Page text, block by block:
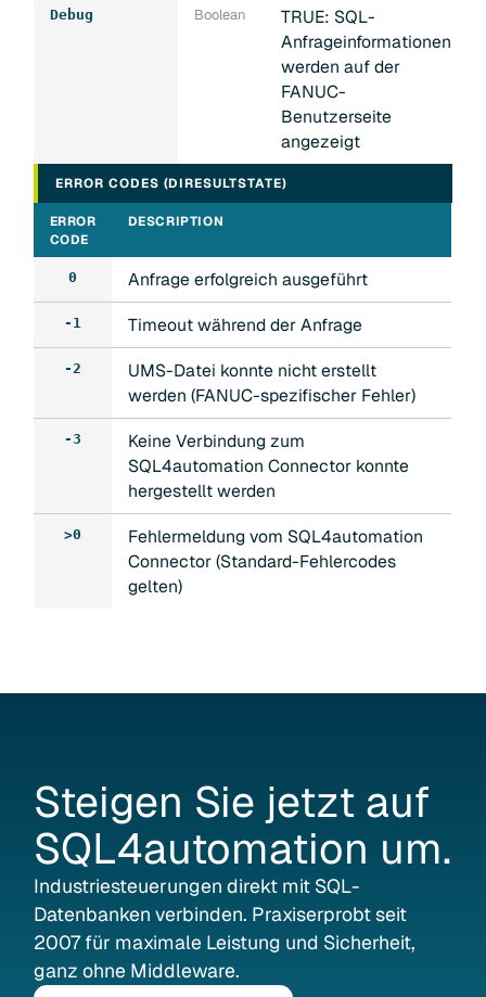
Debug Boolean
TRUE: SQL-
Anfrageinformationen
werden auf der
FANUC-
Benutzerseite
angezeigt
ERROR CODES (DIRESULTSTATE)
ERROR
CODE
DESCRIPTION
0 Anfrage erfolgreich ausgeführt
-1 Timeout während der Anfrage
-2
UMS-Datei konnte nicht erstellt
werden (FANUC-spezifischer Fehler)
-3
Keine Verbindung zum
SQL4automation Connector konnte
hergestellt werden
>0
Fehlermeldung vom SQL4automation
Connector (Standard-Fehlercodes
gelten)
Steigen Sie jetzt auf
SQL4automation um.
Industrie­steuerungen direkt mit SQL-
Datenbanken verbinden. Praxiserprobt seit
2007 für maximale Leistung und Sicherheit,
ganz ohne Middleware.